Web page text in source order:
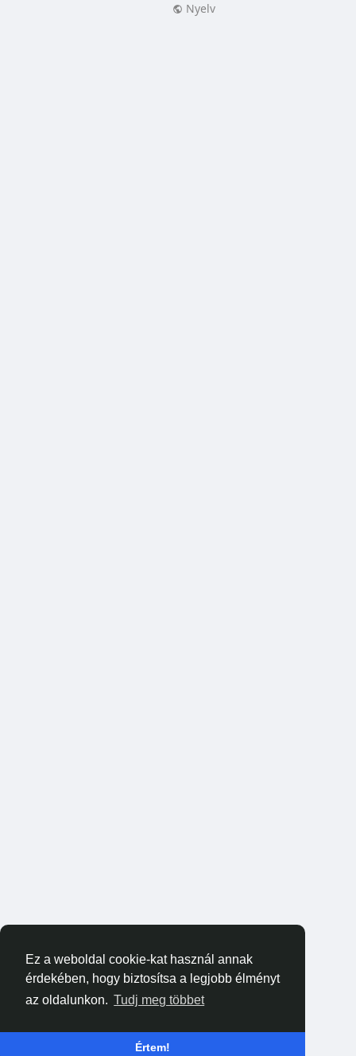
Ez a weboldal cookie-kat használ annak
érdekében, hogy biztosítsa a legjobb élményt
az oldalunkon. Tudj meg többet
Értem!
Nyelv